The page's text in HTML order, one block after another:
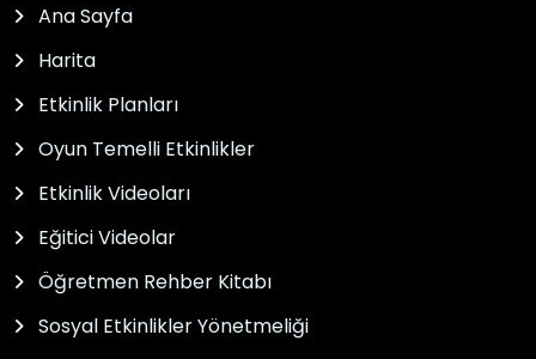
Ana Sayfa
Harita
Etkinlik Planları
Oyun Temelli Etkinlikler
Etkinlik Videoları
Eğitici Videolar
Öğretmen Rehber Kitabı
Sosyal Etkinlikler Yönetmeliği